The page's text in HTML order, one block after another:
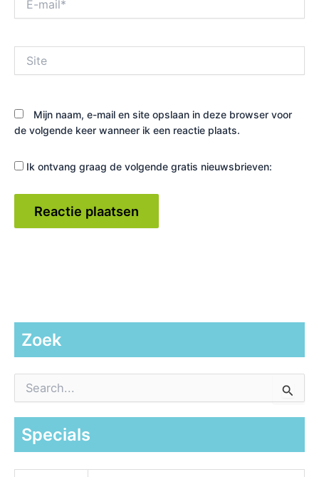
mail*
Mijn naam, e-mail en site opslaan in deze browser voor
de volgende keer wanneer ik een reactie plaats.
Ik ontvang graag de volgende gratis nieuwsbrieven:
Zoek
a
Specials